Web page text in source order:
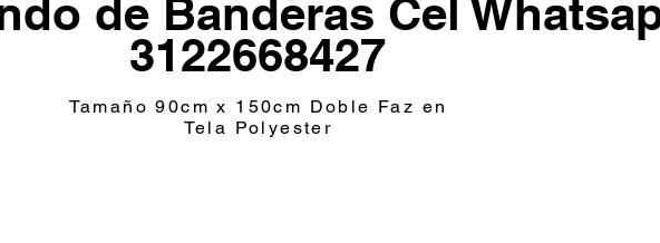
de Banderas Cel
3122668427
Tamaño 90cm x 150cm Doble Faz en
Tela Polyester